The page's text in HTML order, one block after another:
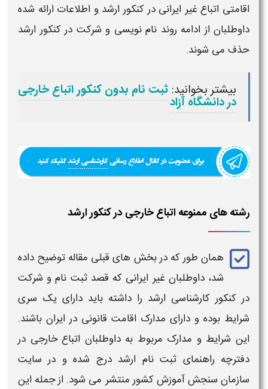
اقامتی اتباع غیر ایرانی در کنکور ارشدو اطلاعات ارائه شده
داوطلبان از ادامه روند نام نویسی و شرکت در کنکور ارشد
حذف می شوند.
بیشتر بخوانید: ثبت نام بدون کنکور اتباع خارجی
در دانشگاه آزاد
رشته های ممنوعه اتباع خارجی در کنکور ارشد
همان طور که در بخش های قبلی مقاله توضیح داده
شد، داوطلبان غیر ایرانی که قصد ثبت نام و شرکت
در کنکور کارشناسی ارشد را داشته باید دارای یک سری
شرایط بوده و دارای مدارک اقامت قانونی در ایران باشند.
این شرایطو مدارک مربوط به داوطلبان اتباع خارجی در
دفترچه راهنمای ثبت نام ارشددرج شده و در سایت
سازمان سنجش آموزش کشور منتشر می شود. از جمله این